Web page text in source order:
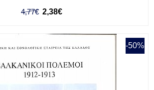
4,77€ 2,38€
-50%